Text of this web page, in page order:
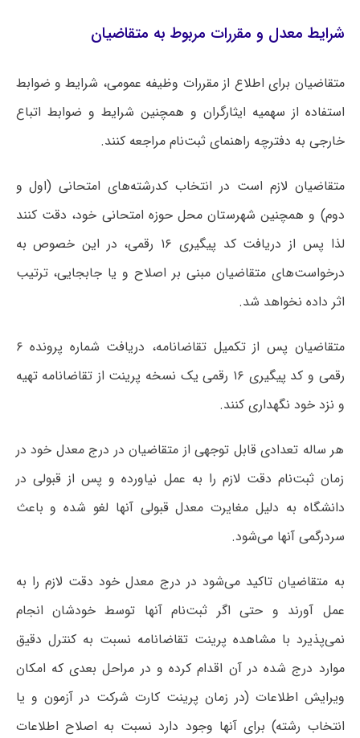
شرایط معدل و مقررات مربوط به متقاضیان
متقاضیان برای اطلاع از مقررات وظیفه عمومی، شرایط و ضوابط
استفاده از سهمیه ایثارگران و همچنین شرایط و ضوابط اتباع
خارجی به دفترچه راهنمای ثبت‌نام مراجعه کنند.
متقاضیان لازم است در انتخاب کدرشته‌های امتحانی (اول و
دوم) و همچنین شهرستان محل حوزه امتحانی خود، دقت کنند
لذا پس از دریافت کد پیگیری ۱۶ رقمی، در این خصوص به
درخواست‌های متقاضیان مبنی بر اصلاح و یا جابجایی، ترتیب
اثر داده نخواهد شد.
متقاضیان پس از تکمیل تقاضانامه، دریافت شماره پرونده ۶
رقمی و کد پیگیری ۱۶ رقمی یک نسخه پرینت از تقاضانامه تهیه
و نزد خود نگهداری کنند.
هر ساله تعدادی قابل توجهی از متقاضیان در درج معدل خود در
زمان ثبت‌نام دقت لازم را به عمل نیاورده و پس از قبولی در
دانشگاه به دلیل مغایرت معدل قبولی آنها لغو شده و باعث
سردرگمی آنها می‌شود.
به متقاضیان تاکید می‌شود در درج معدل خود دقت لازم را به
عمل آورند و حتی اگر ثبت‌نام آنها توسط خودشان انجام
نمی‌پذیرد با مشاهده پرینت تقاضانامه نسبت به کنترل دقیق
موارد درج شده در آن اقدام کرده و در مراحل بعدی که امکان
ویرایش اطلاعات (در زمان پرینت کارت شرکت در آزمون و یا
انتخاب رشته) برای آنها وجود دارد نسبت به اصلاح اطلاعات